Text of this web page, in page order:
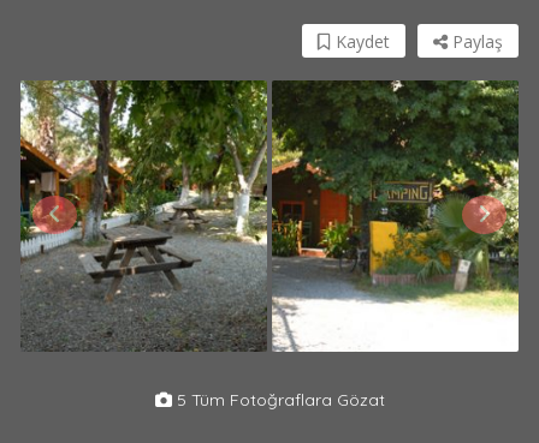
Paylaş
Kaydet
5 Tüm Fotoğraflara Gözat